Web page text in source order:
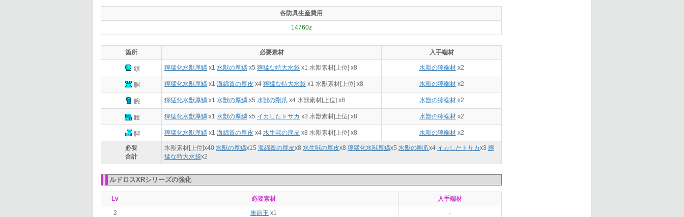
各防具生産費用
14760z
箇所 必要素材 入手端材
頭 獰猛化水獣厚鱗 x1 水獣の厚鱗 x5 獰猛な特大水袋 x1 水獣素材[上位] x8 水獣の獰端材x2
胴 獰猛化水獣厚鱗 x1 海綿質の厚皮 x4 獰猛な特大水袋 x1 水獣素材[上位] x8 水獣の獰端材x2
腕 獰猛化水獣厚鱗 x1 水獣の厚鱗 x5 水獣の剛爪 x4 水獣素材[上位] x8 水獣の獰端材x2
腰 獰猛化水獣厚鱗 x1 水獣の厚鱗 x5 イカしたトサカ x3 水獣素材[上位] x8 水獣の獰端材x2
脚 獰猛化水獣厚鱗 x1 海綿質の厚皮 x4 水生獣の厚皮 x8 水獣素材[上位] x8 水獣の獰端材x2
必要
合計
水獣素材[上位]x40 水獣の厚鱗x15 海綿質の厚皮x8 水生獣の厚皮x8 獰猛化水獣厚鱗x5 水獣の剛爪x4 イカしたトサカx3 獰
猛な特大水袋x2
ルドロスXRシリーズの強化
Lv 必要素材
入手端材
2
重鎧玉 x1
-